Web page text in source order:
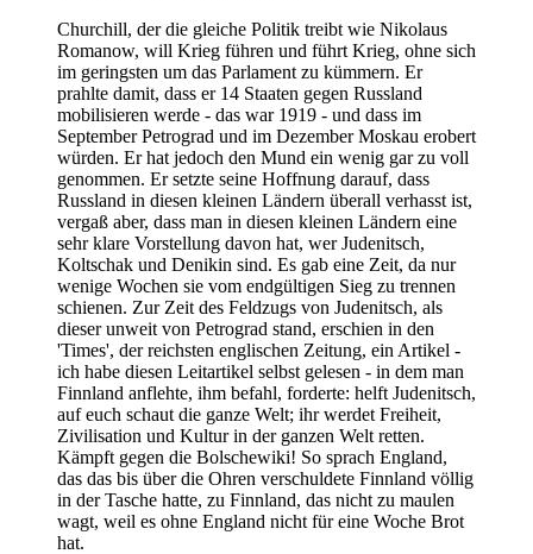
Churchill, der die gleiche Politik treibt wie Nikolaus
Romanow, will Krieg führen und führt Krieg, ohne sich
im geringsten um das Parlament zu kümmern. Er
prahlte damit, dass er 14 Staaten gegen Russland
mobilisieren werde - das war 1919 - und dass im
September Petrograd und im Dezember Moskau erobert
würden. Er hat jedoch den Mund ein wenig gar zu voll
genommen. Er setzte seine Hoffnung darauf, dass
Russland in diesen kleinen Ländern überall verhasst ist,
vergaß aber, dass man in diesen kleinen Ländern eine
sehr klare Vorstellung davon hat, wer Judenitsch,
Koltschak und Denikin sind. Es gab eine Zeit, da nur
wenige Wochen sie vom endgültigen Sieg zu trennen
schienen. Zur Zeit des Feldzugs von Judenitsch, als
dieser unweit von Petrograd stand, erschien in den
'Times', der reichsten englischen Zeitung, ein Artikel -
ich habe diesen Leitartikel selbst gelesen - in dem man
Finnland anflehte, ihm befahl, forderte: helft Judenitsch,
auf euch schaut die ganze Welt; ihr werdet Freiheit,
Zivilisation und Kultur in der ganzen Welt retten.
Kämpft gegen die Bolschewiki! So sprach England,
das das bis über die Ohren verschuldete Finnland völlig
in der Tasche hatte, zu Finnland, das nicht zu maulen
wagt, weil es ohne England nicht für eine Woche Brot
hat.